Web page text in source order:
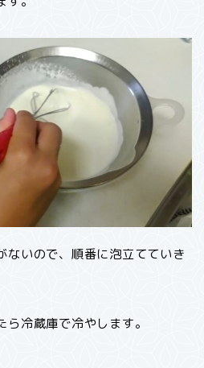
ないので、順番に泡立てていき
冷蔵庫で冷やします。